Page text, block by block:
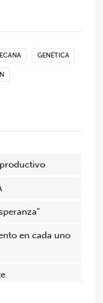
ECANA GENÉTICA
en cada uno